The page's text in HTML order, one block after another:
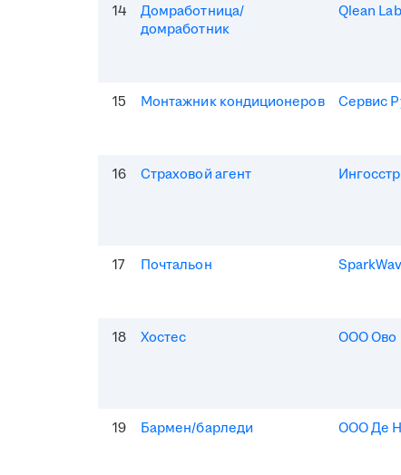
14
Домработница/
домработник
Qlean
15 Монтажник кондиционеров Сервис
16 Страховой агент
17 Почтальон
18 Хостес ООО Ово
19 Бармен/барледи ООО Де